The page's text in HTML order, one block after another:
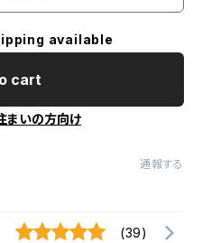
available
cart
まいの方向け
通報する
(39)